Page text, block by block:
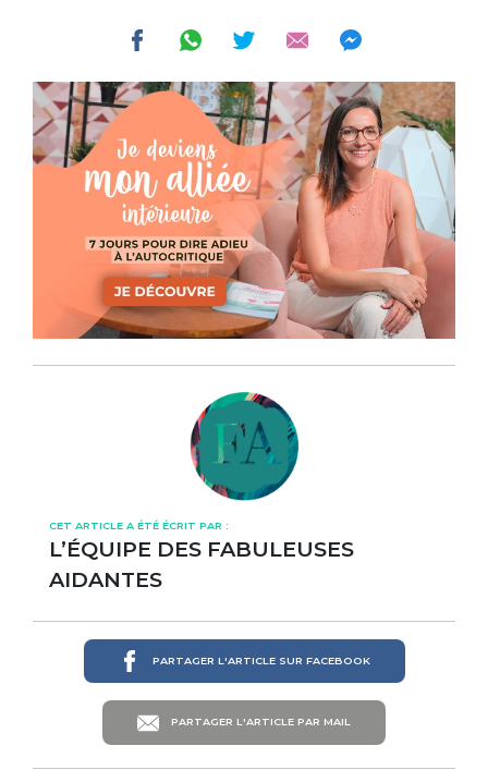
CET ARTICLE A ÉTÉ ÉCRIT PAR :
L’ÉQUIPE DES FABULEUSES
AIDANTES
PARTAGER L'ARTICLE SUR FACEBOOK
PARTAGER L'ARTICLE PAR MAIL